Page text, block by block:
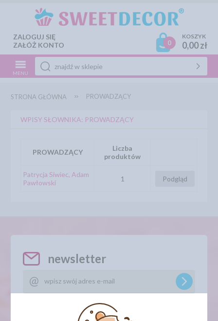
ZALOGUJ SIĘ
ZAŁÓŻ KONTO
0
KOSZYK
0,00 zł
MENU
STRONA GŁÓWNA PROWADZĄCY
WPISY SŁOWNIKA: PROWADZĄCY
PROWADZĄCY
Liczba
produktów
Patrycja Siwiec, Adam
Pawłowski
1 Podgląd
newsletter